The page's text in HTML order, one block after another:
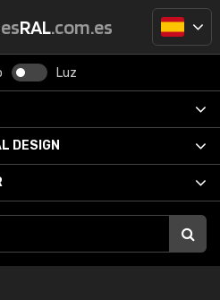
RAL.com.es
Luz
DESIGN